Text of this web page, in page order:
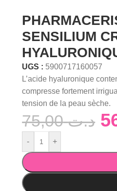
SENSILIUM
UGS : 5900717160057
L’acide hyaluronique
compresse fortement
tension de la peau sèche.
د.ت75,00
- +